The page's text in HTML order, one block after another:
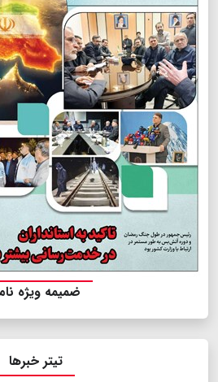
ضمیمه ویژه
تیتر خبرها